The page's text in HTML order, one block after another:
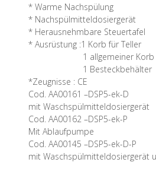
* Warme Nachspülung
* Nachspülmitteldosiergerät
* Herausnehmbare Steuertafel
* Ausrüstung :1 Korb für Teller
1 allgemeiner Korb
1 Besteckbehälter
*Zeugnisse : CE
Cod. AA00161 –DSP5-ek-D
mit Waschspülmitteldosiergerät
Cod. AA00162 –DSP5-ek-P
Mit Ablaufpumpe
Cod. AA00145 –DSP5-ek-D-P
mit Waschspülmitteldosiergerät